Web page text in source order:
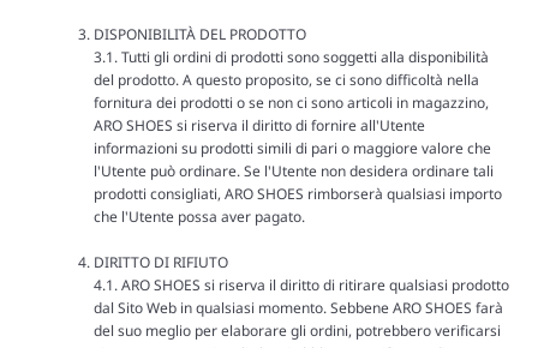
DISPONIBILITÀ DEL PRODOTTO
3.1. Tutti gli ordini di prodotti sono soggetti alla disponibilità
del prodotto. A questo proposito, se ci sono difficoltà nella
fornitura dei prodotti o se non ci sono articoli in magazzino,
ARO SHOES si riserva il diritto di fornire all'Utente
informazioni su prodotti simili di pari o maggiore valore che
l'Utente può ordinare. Se l'Utente non desidera ordinare tali
prodotti consigliati, ARO SHOES rimborserà qualsiasi importo
che l'Utente possa aver pagato.
DIRITTO DI RIFIUTO
4.1. ARO SHOES si riserva il diritto di ritirare qualsiasi prodotto
dal Sito Web in qualsiasi momento. Sebbene ARO SHOES farà
del suo meglio per elaborare gli ordini, potrebbero verificarsi